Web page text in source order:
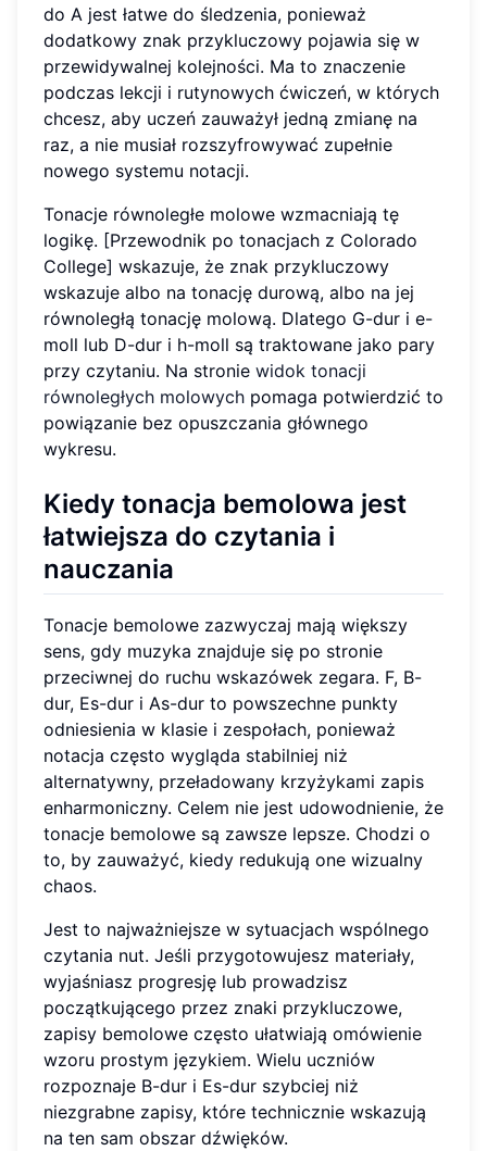
do A jest łatwe do śledzenia, ponieważ
dodatkowy znak przykluczowy pojawia się w
przewidywalnej kolejności. Ma to znaczenie
podczas lekcji i rutynowych ćwiczeń, w których
chcesz, aby uczeń zauważył jedną zmianę na
raz, a nie musiał rozszyfrowywać zupełnie
nowego systemu notacji.
Tonacje równoległe molowe wzmacniają tę
logikę. [Przewodnik po tonacjach z Colorado
College] wskazuje, że znak przykluczowy
wskazuje albo na tonację durową, albo na jej
równoległą tonację molową. Dlatego G-dur i e-
moll lub D-dur i h-moll są traktowane jako pary
przy czytaniu. Na stronie widok tonacji
równoległych molowych pomaga potwierdzić to
powiązanie bez opuszczania głównego
wykresu.
Kiedy tonacja bemolowa jest
łatwiejsza do czytania i
nauczania
Tonacje bemolowe zazwyczaj mają większy
sens, gdy muzyka znajduje się po stronie
przeciwnej do ruchu wskazówek zegara. F, B-
dur, Es-dur i As-dur to powszechne punkty
odniesienia w klasie i zespołach, ponieważ
notacja często wygląda stabilniej niż
alternatywny, przeładowany krzyżykami zapis
enharmoniczny. Celem nie jest udowodnienie, że
tonacje bemolowe są zawsze lepsze. Chodzi o
to, by zauważyć, kiedy redukują one wizualny
chaos.
Jest to najważniejsze w sytuacjach wspólnego
czytania nut. Jeśli przygotowujesz materiały,
wyjaśniasz progresję lub prowadzisz
początkującego przez znaki przykluczowe,
zapisy bemolowe często ułatwiają omówienie
wzoru prostym językiem. Wielu uczniów
rozpoznaje B-dur i Es-dur szybciej niż
niezgrabne zapisy, które technicznie wskazują
na ten sam obszar dźwięków.